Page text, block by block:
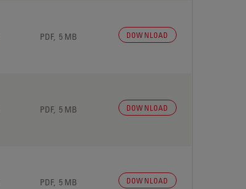
PDF, 5 MB DOWNLOAD
PDF, 5 MB DOWNLOAD
PDF, 5 MB DOWNLOAD